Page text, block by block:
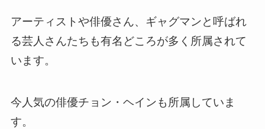
アーティストや俳優さん、ギャグマンと呼ばれ
る芸人さんたちも有名どころが多く所属されて
います。
今人気の俳優チョン・ヘインも所属していま
す。